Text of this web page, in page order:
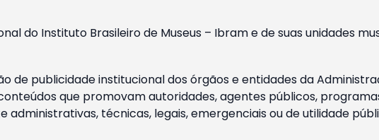
do Instituto Brasileiro de Museus – Ibram e de suas unidades
de publicidade institucional dos órgãos e entidades da
que promovam autoridades, agentes públicos,
técnicas, legais, emergenciais ou de utilidade